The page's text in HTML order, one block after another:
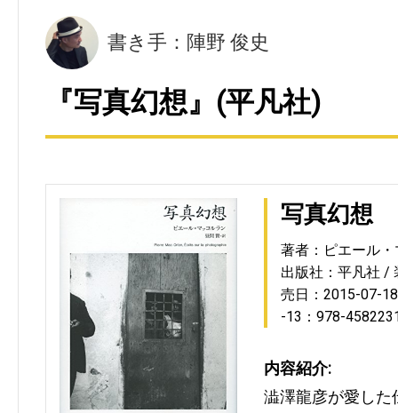
書き手：陣野 俊史
『写真幻想』(平凡社)
写真幻想
著者：ピエール
出版社：平凡社
売日：2015-07-18
-13：978-
内容紹介:
澁澤龍彦が愛した